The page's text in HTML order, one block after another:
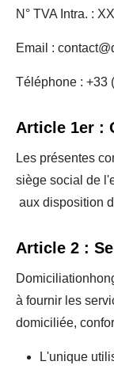
N° TVA Intra. :
Email :
Téléphone : +33
Article 1er :
Les présentes
siège social de
aux disposition
Article 2 :
à fournir les
domiciliée,
L'unique